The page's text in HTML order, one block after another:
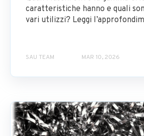
caratteristiche hanno e quali
vari utilizzi? Leggi
SAU TEAM MAR 10, 2026